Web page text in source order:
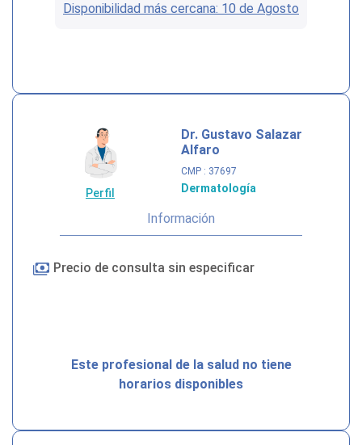
Disponibilidad más cercana: 10 de Agosto
Perfil
Dr. Gustavo Salazar
Alfaro
CMP : 37697
Dermatología
Información
Precio de consulta sin especificar
Este profesional de la salud no tiene
horarios disponibles